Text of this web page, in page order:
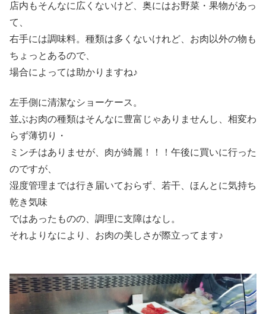
店内もそんなに広くないけど、奥にはお野菜・果物があっ
て、
右手には調味料。種類は多くないけれど、お肉以外の物も
ちょっとあるので、
場合によっては助かりますね♪
左手側に清潔なショーケース。
並ぶお肉の種類はそんなに豊富じゃありませんし、相変わ
らず薄切り・
ミンチはありませが、肉が綺麗！！！午後に買いに行った
のですが、
湿度管理までは行き届いておらず、若干、ほんとに気持ち
乾き気味
ではあったものの、調理に支障はなし。
それよりなにより、お肉の美しさが際立ってます♪